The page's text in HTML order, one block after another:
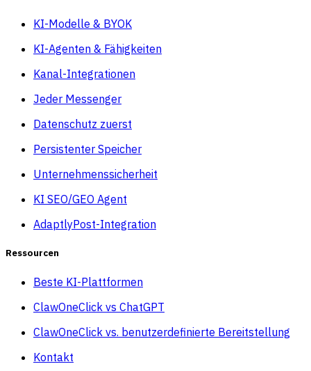
KI-Modelle & BYOK
KI-Agenten & Fähigkeiten
Kanal-Integrationen
Jeder Messenger
Datenschutz zuerst
Persistenter Speicher
Unternehmenssicherheit
KI SEO/GEO Agent
AdaptlyPost-Integration
Ressourcen
Beste KI-Plattformen
ClawOneClick vs ChatGPT
ClawOneClick vs. benutzerdefinierte Bereitstellung
Kontakt